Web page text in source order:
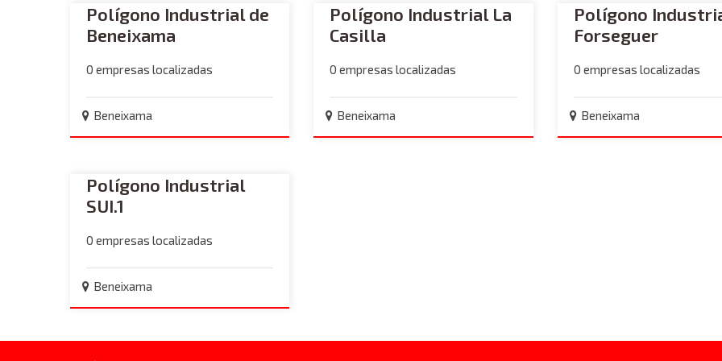
Polígono Industrial de
Beneixama
0 empresas localizadas
Beneixama
Polígono Industrial La
Casilla
0 empresas localizadas
Beneixama
Polígono
Forseguer
0 empresas localizadas
Beneixama
Polígono Industrial
SUI.1
0 empresas localizadas
Beneixama